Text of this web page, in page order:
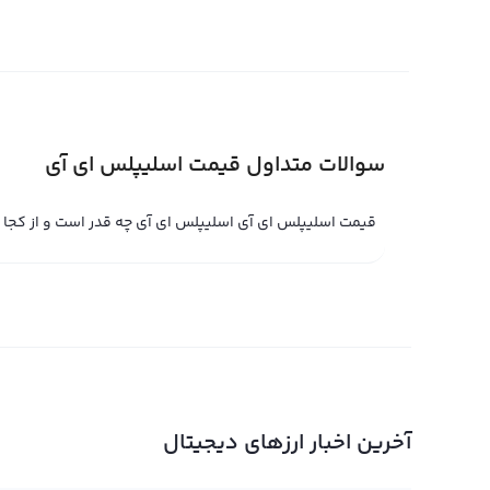
تقاضای بیشتر برای خرید یا فروش، قیمت لحظه ای
دارد.
نمودار اسلیپلس ای آی
سوالات متداول قیمت اسلیپلس ای آی
قیمت اسلیپلس ای آی اسلیپلس ای آی چه قدر است و از
آخرین اخبار ارزهای دیجیتال